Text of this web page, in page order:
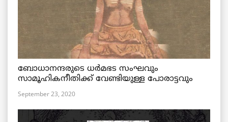
ബോധാനന്ദരുടെ ധര്‍മഭട സംഘവും
സാമൂഹികനീതിക്ക് വേണ്ടിയുള്ള പോരാട്ടവും
September 23, 2020